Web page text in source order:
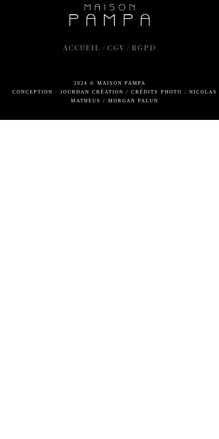
ACCUEIL / CGV / RGPD
2024 © MAISON PAMPA
CONCEPTION : JOURDAN CRÉATION
/ CRÉDITS PHOTO : NICOLAS
MATHEUS / MORGAN PALUN